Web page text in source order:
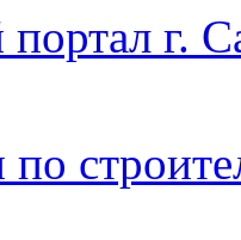
г.